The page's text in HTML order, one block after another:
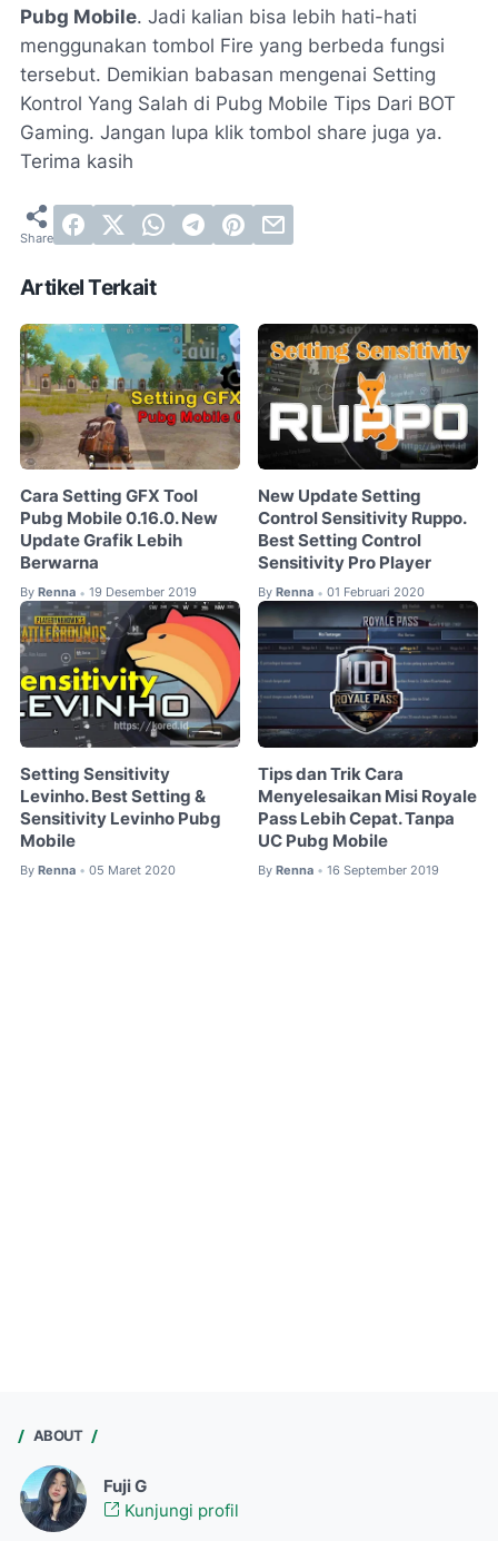
Pubg Mobile. Jadi kalian bisa lebih hati-hati
menggunakan tombol Fire yang berbeda fungsi
tersebut. Demikian babasan mengenai Setting
Kontrol Yang Salah di Pubg Mobile Tips Dari BOT
Gaming. Jangan lupa klik tombol share juga ya.
Terima kasih
Artikel Terkait
Cara Setting GFX Tool
Pubg Mobile 0.16.0. New
Update Grafik Lebih
Berwarna
By Renna • 19 Desember 2019
New Update Setting
Control Sensitivity Ruppo.
Best Setting Control
Sensitivity Pro Player
By Renna • 01 Februari 2020
Setting Sensitivity
Levinho. Best Setting &
Sensitivity Levinho Pubg
Mobile
By Renna • 05 Maret 2020
Tips dan Trik Cara
Menyelesaikan Misi Royale
Pass Lebih Cepat. Tanpa
UC Pubg Mobile
By Renna • 16 September 2019
ABOUT
Fuji G
Kunjungi profil